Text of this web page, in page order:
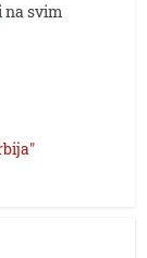
na svim